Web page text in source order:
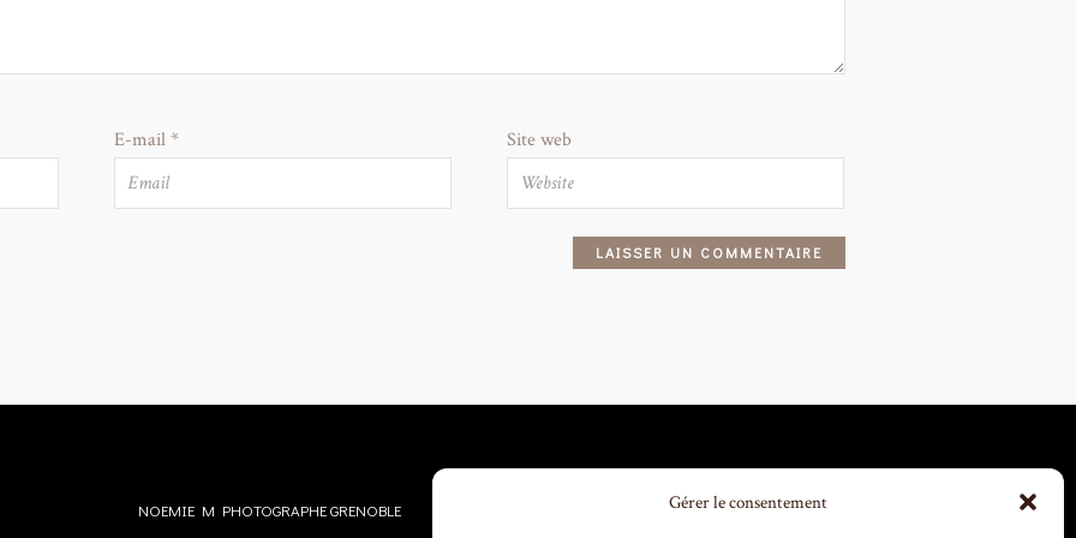
Gérer le consentement
E-mail* Site web
NOEMIE M PHOTOGRAPHE GRENOBLE